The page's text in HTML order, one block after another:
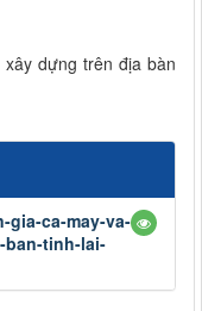
dựng trên địa bàn
ca-may-va-
tinh-lai-